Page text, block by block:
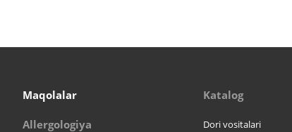
Maqolalar
Allergologiya
Katalog
Dori vositalari